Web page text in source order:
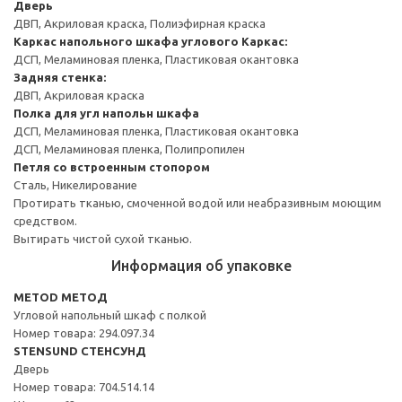
Дверь
ДВП, Акриловая краска, Полиэфирная краска
Каркас напольного шкафа углового Каркас:
ДСП, Меламиновая пленка, Пластиковая окантовка
Задняя стенка:
ДВП, Акриловая краска
Полка для угл напольн шкафа
ДСП, Меламиновая пленка, Пластиковая окантовка
ДСП, Меламиновая пленка, Полипропилен
Петля со встроенным стопором
Сталь, Никелирование
Протирать тканью, смоченной водой или неабразивным моющим
средством.
Вытирать чистой сухой тканью.
Информация об упаковке
METOD МЕТОД
Угловой напольный шкаф с полкой
Номер товара: 294.097.34
STENSUND СТЕНСУНД
Дверь
Номер товара: 704.514.14